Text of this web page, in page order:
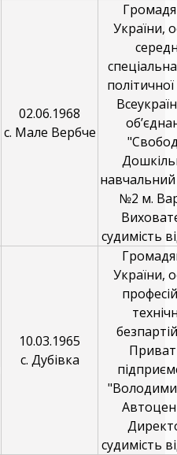
02.06.1968
с. Мале Вербче
України,
політичної
№2 м.
судимість
10.03.1965
с. Дубівка
України,
судимість